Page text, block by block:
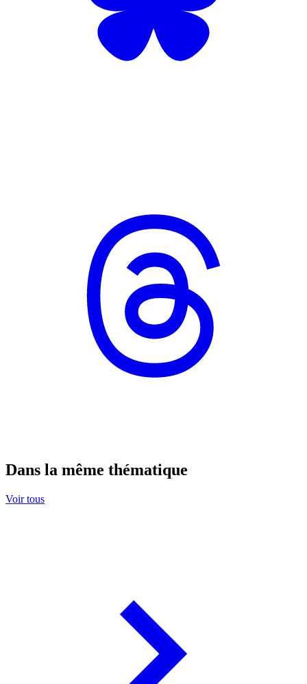
Dans la même thématique
Voir tous